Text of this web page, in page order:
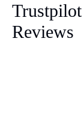
Trustpilot
Reviews